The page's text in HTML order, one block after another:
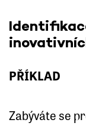
PŘÍKLAD
Zabýváte se